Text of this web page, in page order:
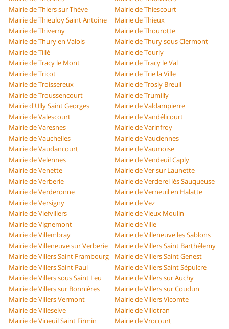
Mairie de Thiers sur Thève
Mairie de Thiescourt
Mairie de Thieuloy Saint Antoine
Mairie de Thieux
Mairie de Thiverny
Mairie de Thourotte
Mairie de Thury en Valois
Mairie de Thury sous Clermont
Mairie de Tillé
Mairie de Tourly
Mairie de Tracy le Mont
Mairie de Tracy le Val
Mairie de Tricot
Mairie de Trie la Ville
Mairie de Troissereux
Mairie de Trosly Breuil
Mairie de Troussencourt
Mairie de Trumilly
Mairie d'Ully Saint Georges
Mairie de Valdampierre
Mairie de Valescourt
Mairie de Vandélicourt
Mairie de Varesnes
Mairie de Varinfroy
Mairie de Vauchelles
Mairie de Vauciennes
Mairie de Vaudancourt
Mairie de Vaumoise
Mairie de Velennes
Mairie de Vendeuil Caply
Mairie de Venette
Mairie de Ver sur Launette
Mairie de Verberie
Mairie de Verderel lès Sauqueuse
Mairie de Verderonne
Mairie de Verneuil en Halatte
Mairie de Versigny
Mairie de Vez
Mairie de Viefvillers
Mairie de Vieux Moulin
Mairie de Vignemont
Mairie de Ville
Mairie de Villembray
Mairie de Villeneuve les Sablons
Mairie de Villeneuve sur Verberie
Mairie de Villers Saint Barthélemy
Mairie de Villers Saint Frambourg
Mairie de Villers Saint Genest
Mairie de Villers Saint Paul
Mairie de Villers Saint Sépulcre
Mairie de Villers sous Saint Leu
Mairie de Villers sur Auchy
Mairie de Villers sur Bonnières
Mairie de Villers sur Coudun
Mairie de Villers Vermont
Mairie de Villers Vicomte
Mairie de Villeselve
Mairie de Villotran
Mairie de Vineuil Saint Firmin
Mairie de Vrocourt